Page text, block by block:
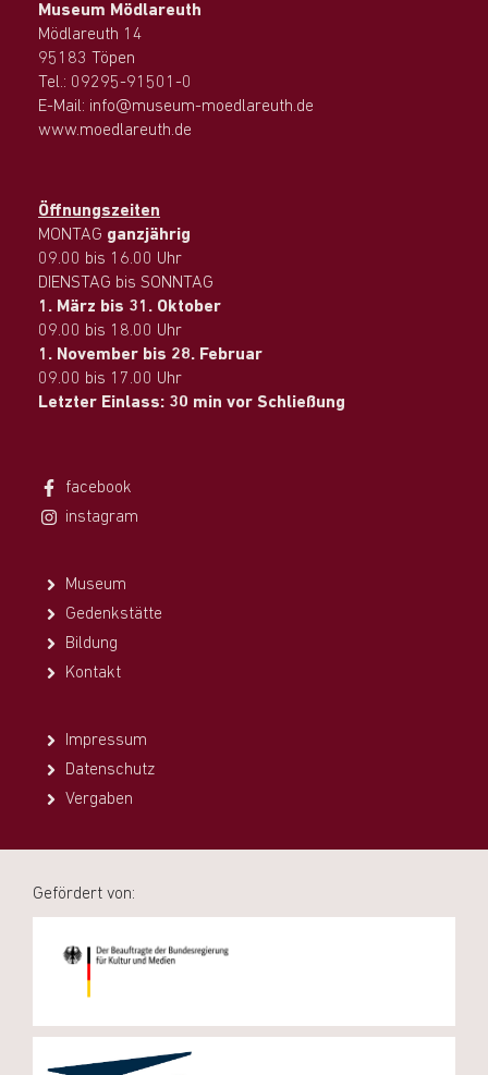
Museum Mödlareuth
Mödlareuth 14
95183 Töpen
Tel.: 09295-91501-0
E-Mail: info@museum-moedlareuth.de
www.moedlareuth.de
Öffnungszeiten
MONTAG ganzjährig
09.00 bis 16.00 Uhr
DIENSTAG bis SONNTAG
1. März bis 31. Oktober
09.00 bis 18.00 Uhr
1. November bis 28. Februar
09.00 bis 17.00 Uhr
Letzter Einlass: 30 min vor Schließung
facebook
instagram
Museum
Gedenkstätte
Bildung
Kontakt
Impressum
Datenschutz
Vergaben
Gefördert von: